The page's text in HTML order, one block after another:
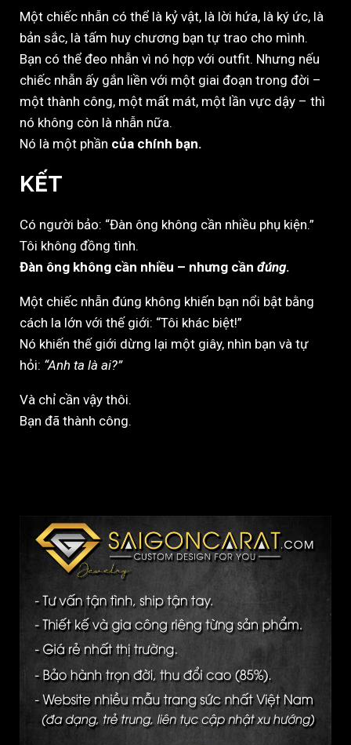
Một chiếc nhẫn có thể là kỷ vật, là lời hứa, là ký ức, là
bản sắc, là tấm huy chương bạn tự trao cho mình.
Bạn có thể đeo nhẫn vì nó hợp với outfit. Nhưng nếu
chiếc nhẫn ấy gắn liền với một giai đoạn trong đời –
một thành công, một mất mát, một lần vực dậy – thì
nó không còn là nhẫn nữa.
Nó là một phần của chính bạn.
KẾT
Có người bảo: “Đàn ông không cần nhiều phụ kiện.”
Tôi không đồng tình.
Đàn ông không cần nhiều – nhưng cần đúng.
Một chiếc nhẫn đúng không khiến bạn nổi bật bằng
cách la lớn với thế giới: “Tôi khác biệt!”
Nó khiến thế giới dừng lại một giây, nhìn bạn và tự
hỏi: “Anh ta là ai?”
Và chỉ cần vậy thôi.
Bạn đã thành công.